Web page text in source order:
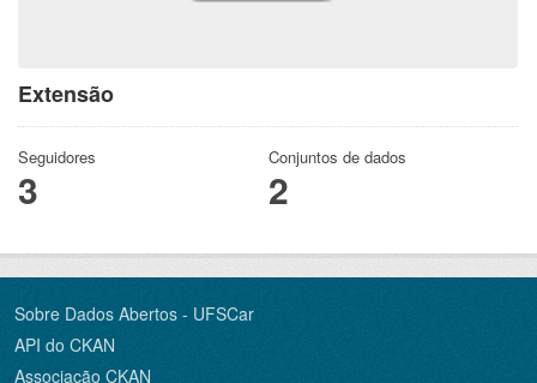
Extensão
Seguidores
3
Conjuntos de dados
2
Sobre Dados Abertos - UFSCar
API do CKAN
Associação CKAN